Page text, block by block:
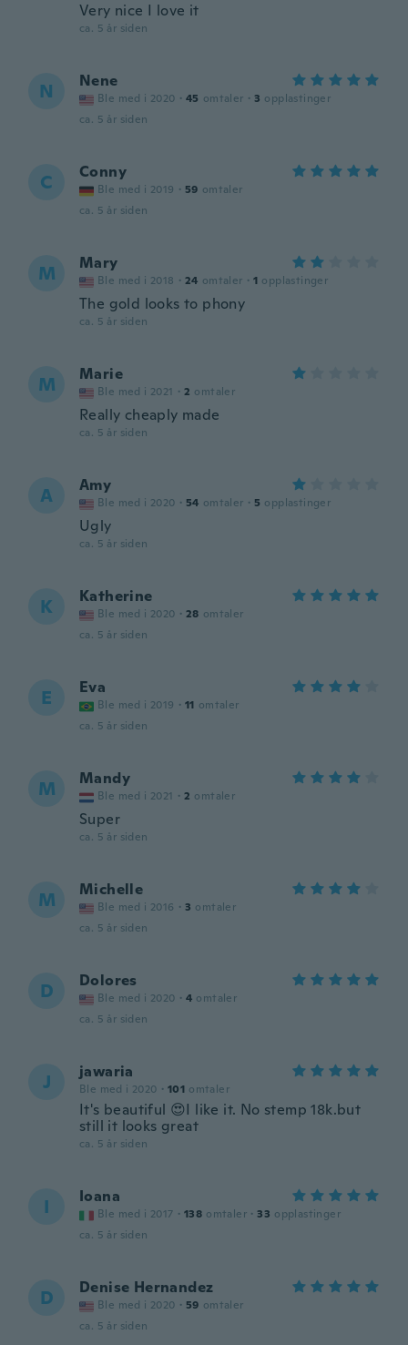
Very nice I love it
ca. 5 år siden
N Nene
Ble med i 2020 · 45 omtaler · 3 opplastinger
ca. 5 år siden
C Conny
Ble med i 2019 · 59 omtaler
ca. 5 år siden
M Mary
Ble med i 2018 · 24 omtaler · 1 opplastinger
The gold looks to phony
ca. 5 år siden
M Marie
Ble med i 2021 · 2 omtaler
Really cheaply made
ca. 5 år siden
A Amy
Ble med i 2020 · 54 omtaler · 5 opplastinger
Ugly
ca. 5 år siden
K Katherine
Ble med i 2020 · 28 omtaler
ca. 5 år siden
E Eva
Ble med i 2019 · 11 omtaler
ca. 5 år siden
M Mandy
Ble med i 2021 · 2 omtaler
Super
ca. 5 år siden
M Michelle
Ble med i 2016 · 3 omtaler
ca. 5 år siden
D Dolores
Ble med i 2020 · 4 omtaler
ca. 5 år siden
J jawaria
Ble med i 2020 · 101 omtaler
It's beautiful 😍I like it. No stemp 18k.but
still it looks great
ca. 5 år siden
I Ioana
Ble med i 2017 · 138 omtaler · 33 opplastinger
ca. 5 år siden
D Denise Hernandez
Ble med i 2020 · 59 omtaler
ca. 5 år siden